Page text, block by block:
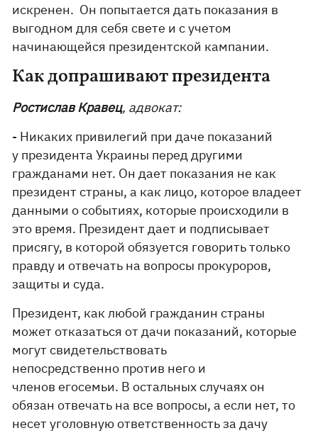
искренен. Он попытается дать показания в
выгодном для себя свете и с учетом
начинающейся президентской кампании.
Как допрашивают президента
Ростислав Кравец, адвокат:
- Никаких привилегий при даче показаний
у президента Украины перед другими
гражданами нет. Он дает показания не как
президент страны, а как лицо, которое владеет
данными о событиях, которые происходили в
это время. Президент дает и подписывает
присягу, в которой обязуется говорить только
правду и отвечать на вопросы прокуроров,
защиты и суда.
Президент, как любой гражданин страны
может отказаться от дачи показаний, которые
могут свидетельствовать
непосредственно против него и
членов егосемьи. В остальных случаях он
обязан отвечать на все вопросы, а если нет, то
несет уголовную ответственность за дачу